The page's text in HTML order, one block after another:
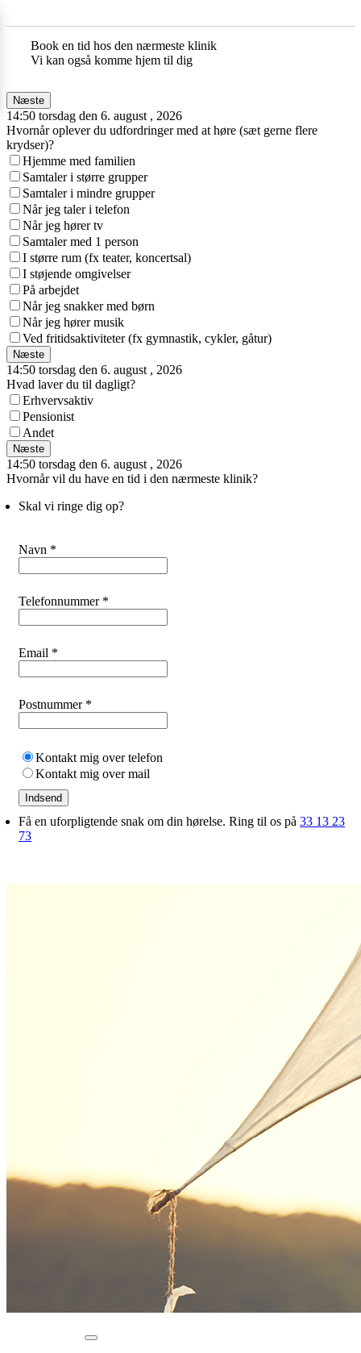
Book en tid hos den nærmeste klinik
Vi kan også komme hjem til dig
Næste
14:50 torsdag den 6. august , 2026
Hvornår oplever du udfordringer med at høre (sæt gerne flere
krydser)?
Hjemme med familien
Samtaler i større grupper
Samtaler i mindre grupper
Når jeg taler i telefon
Når jeg hører tv
Samtaler med 1 person
I større rum (fx teater, koncertsal)
I støjende omgivelser
På arbejdet
Når jeg snakker med børn
Når jeg hører musik
Ved fritidsaktiviteter (fx gymnastik, cykler, gåtur)
Næste
14:50 torsdag den 6. august , 2026
Hvad laver du til dagligt?
Erhvervsaktiv
Pensionist
Andet
Næste
14:50 torsdag den 6. august , 2026
Hvornår vil du have en tid i den nærmeste klinik?
Skal vi ringe dig op?
Navn *
Telefonnummer *
Email *
Postnummer *
Kontakt mig over telefon
Kontakt mig over mail
Indsend
Få en uforpligtende snak om din hørelse. Ring til os på 33 13 23
73